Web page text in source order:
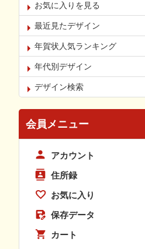
お気に入りを見る
最近見たデザイン
年賀状人気ランキング
年代別デザイン
デザイン検索
会員メニュー
アカウント
住所録
お気に入り
保存データ
カート